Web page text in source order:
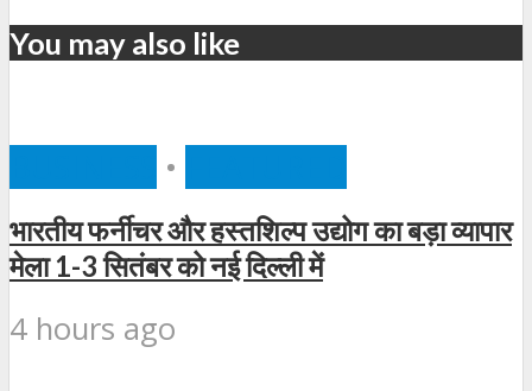
You may also like
•
भारतीय फर्नीचर और हस्तशिल्प उद्योग का बड़ा व्यापार
मेला 1-3 सितंबर को नई दिल्ली में
4 hours ago